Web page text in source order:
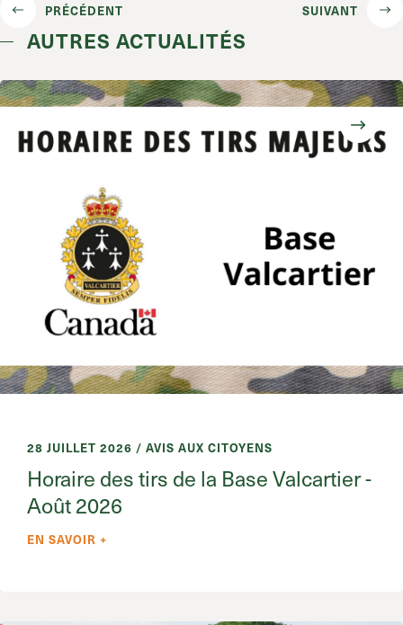
PRÉCÉDENT SUIVANT
AUTRES ACTUALITÉS
28 JUILLET 2026 / AVIS AUX CITOYENS
Horaire des tirs de la Base Valcartier -
Août 2026
EN SAVOIR +